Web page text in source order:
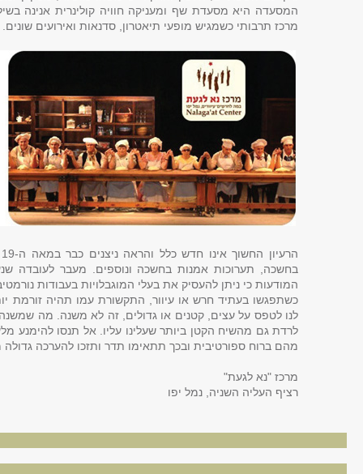
המסעדה היא מסעדת שף ומעניקה חוויה קולינרית אנינה
מרכז תרבותי כשמגיש מופעי תיאטרון, סדנאות ואירועים
בחשכה, תערוכות אמנות בחשכה ונוספים. מעבר לעובדה
המודעות כי ניתן להעסיק את בעלי המוגבלויות בעבודות
כשתפגשו בעתיד חרש או עיוור, התקשורת עמו תהיה זורמת
לנו לטפס על עצים, קטנים או גדולים, זה לא משנה. מה
לרדת גם מהשיח הקטן ביותר שעלינו עליו. אל תנסו להימנע
מהם ברוח ספורטיבית ובכך תתאימו תדר ותזכו להערכה
מרכז "נא לגעת"
רציף העליה השניה, נמל יפו